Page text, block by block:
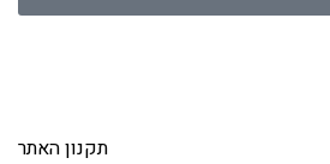
תקנון האתר